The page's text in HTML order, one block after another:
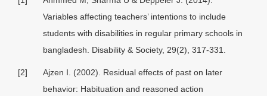
Variables affecting teachers’intentions to include
students with disabilities in regular primary schools in
bangladesh. Disability & Society, 29(2), 317-331.
[2]
Ajzen I. (2002). Residual effects of past on later
behavior: Habituation and reasoned action